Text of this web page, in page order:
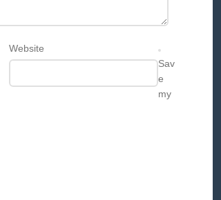
Website
Sav
e
my